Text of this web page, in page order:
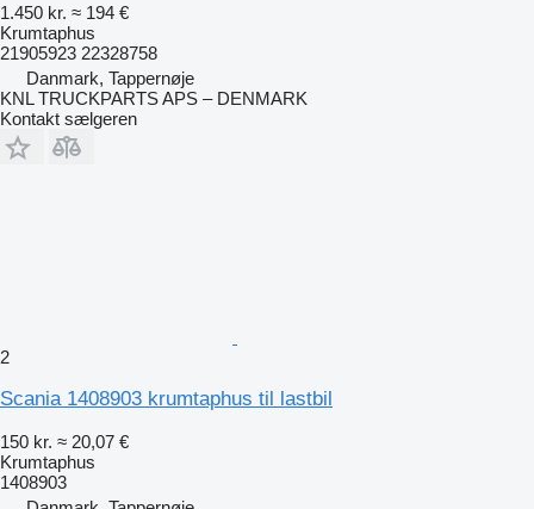
1.450 kr. ≈ 194 €
Krumtaphus
21905923 22328758
Danmark, Tappernøje
KNL TRUCKPARTS APS – DENMARK
Kontakt sælgeren
2
Scania 1408903 krumtaphus til lastbil
150 kr. ≈ 20,07 €
Krumtaphus
1408903